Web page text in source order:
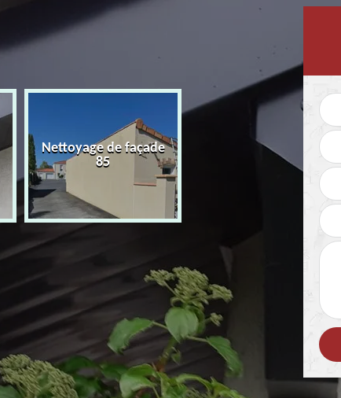
Nettoyage de façade
85
Devis nettoyage de
toiture 85